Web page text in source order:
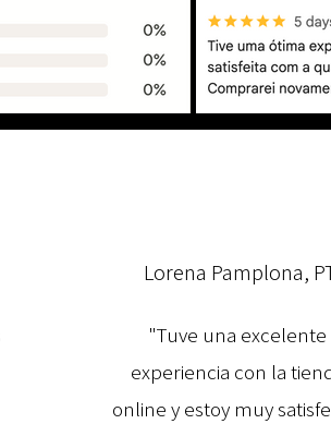
Lorena Pamplona,
"Tuve una excelente
experiencia con la
online y estoy muy